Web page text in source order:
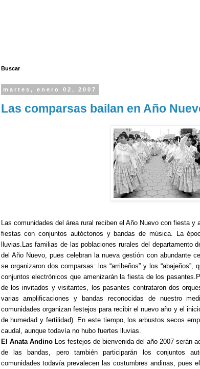
Buscar
martes, enero 02, 2007
Las comparsas bailan en Año
Las comunidades del área rural reciben el Año Nuevo con fiesta y
fiestas con conjuntos autóctonos y bandas de música. La
lluvias.Las familias de las poblaciones rurales del departamento
del Año Nuevo, pues celebran la nueva gestión con abundante
se organizaron dos comparsas: los “arribeños” y los
conjuntos electrónicos que amenizarán la fiesta de los
de los invitados y visitantes, los pasantes contrataron dos
varias amplificaciones y bandas reconocidas de nuestro
comunidades organizan festejos para recibir el nuevo año y el
de humedad y fertilidad). En este tiempo, los arbustos secos
caudal, aunque todavía no hubo fuertes lluvias.
El Anata AndinoLos festejos de bienvenida del año 2007 serán
de las bandas, pero también participarán los conjuntos
comunidades todavía prevalecen las costumbres andinas, pues